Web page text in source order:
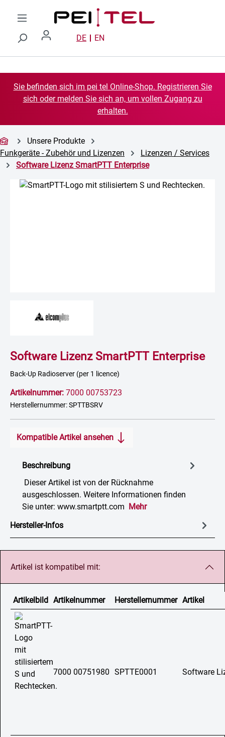
Zum Hauptinhalt springen
DE EN
Sie befinden sich im pei tel Online-Shop. Registrieren Sie
sich oder melden Sie sich an, um vollen Zugang zu
erhalten.
Unsere Produkte
Funkgeräte - Zubehör und Lizenzen
Lizenzen / Services
Software Lizenz SmartPTT Enterprise
Bildergalerie überspringen
Software Lizenz SmartPTT Enterprise
Back-Up Radioserver (per 1 licence)
Artikelnummer: 7000 00753723
Herstellernummer: SPTTBSRV
Kompatible Artikel ansehen
Beschreibung
Dieser Artikel ist von der Rücknahme
ausgeschlossen. Weitere Informationen finden
Sie unter: www.smartptt.com Mehr
Hersteller-Infos
Artikel ist kompatibel mit:
Artikelbild Artikelnummer Herstellernummer Artikel
7000 00751980 SPTTE0001 Software